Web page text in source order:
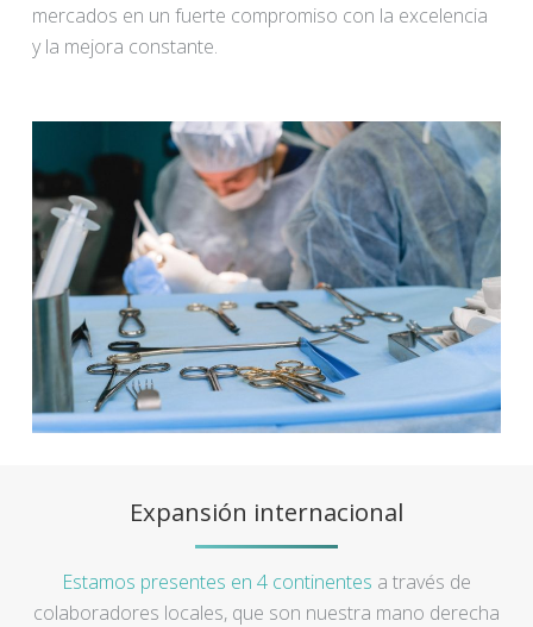
mercados en un fuerte compromiso con la excelencia
y la mejora constante.
Expansión internacional
Estamos presentes en 4 continentes a través de
colaboradores locales, que son nuestra mano derecha